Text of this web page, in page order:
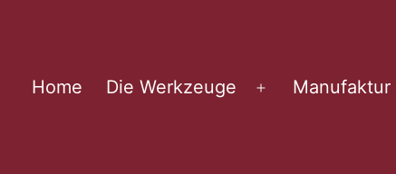
Home Die Werkzeuge
Menü
Manufaktur